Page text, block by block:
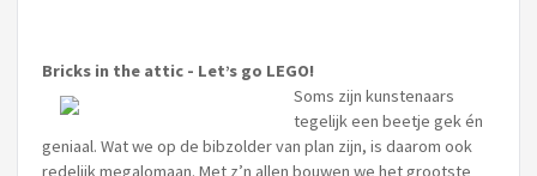
Bricks in the attic - Let’s go LEGO!
Soms zijn kunstenaars
tegelijk een beetje gek én
geniaal. Wat we op de bibzolder van plan zijn, is daarom ook
redelijk megalomaan. Met z’n allen bouwen we het grootste